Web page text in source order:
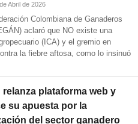
Abril de 2026
Colombiana de Ganaderos
aclaró que NO existe una
(ICA) y el gremio en
la fiebre aftosa, como lo insinuó
relanza plataforma web y
su apuesta por la
del sector ganadero